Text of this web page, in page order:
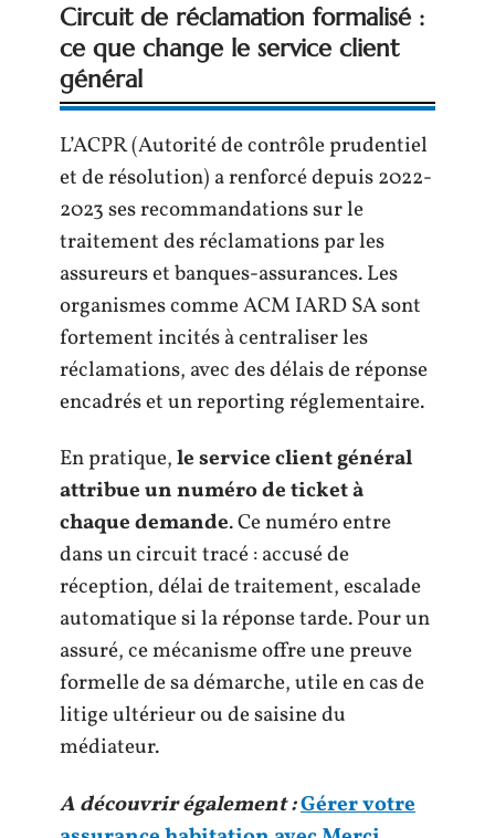
Circuit de réclamation formalisé :
ce que change le service client
général
L’ACPR (Autorité de contrôle prudentiel
et de résolution) a renforcé depuis 2022-
2023 ses recommandations sur le
traitement des réclamations par les
assureurs et banques-assurances. Les
organismes comme ACM IARD SA sont
fortement incités à centraliser les
réclamations, avec des délais de réponse
encadrés et un reporting réglementaire.
En pratique,le service client général
attribue un numéro de ticket à
chaque demande. Ce numéro entre
dans un circuit tracé : accusé de
réception, délai de traitement, escalade
automatique si la réponse tarde. Pour un
assuré, ce mécanisme offre une preuve
formelle de sa démarche, utile en cas de
litige ultérieur ou de saisine du
médiateur.
A découvrir également :Gérer votre